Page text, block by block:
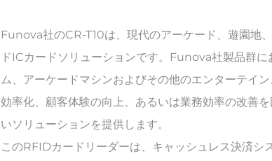
Funova社のCR-T10は、現代のアーケード、遊園地
ドICカードソリューションです。Funova社製品群
ム、アーケードマシンおよびその他のエンターテイ
効率化、顧客体験の向上、あるいは業務効率の改善
いソリューションを提供します。
このRFIDカードリーダーは、キャッシュレス決済シ